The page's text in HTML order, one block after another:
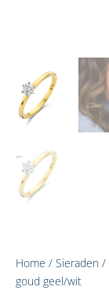
Home / Sieraden /
goud geel/wit